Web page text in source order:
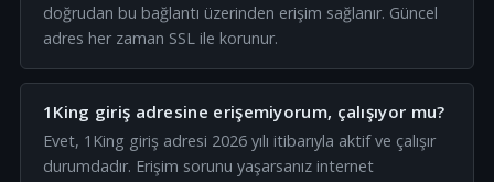
doğrudan bu bağlantı üzerinden erişim sağlanır. Güncel
adres her zaman SSL ile korunur.
1King giriş adresine erişemiyorum, çalışıyor mu?
Evet, 1King giriş adresi 2026 yılı itibarıyla aktif ve çalışır
durumdadır. Erişim sorunu yaşarsanız internet